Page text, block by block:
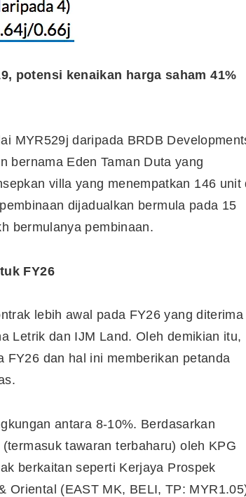
potensi kenaikan harga saham 41%
MYR529j daripada BRDB
bernama Eden Taman Duta yang
villa yang menempatkan 146 unit
dijadualkan bermula pada 15
bermulanya pembinaan.
FY26
lebih awal pada FY26 yang diterima
Letrik dan IJM Land. Oleh demikian itu,
FY26 dan hal ini memberikan petanda
antara 8-10%. Berdasarkan
tawaran terbaharu) oleh KPG
berkaitan seperti Kerjaya Prospek
Oriental (EAST MK, BELI, TP: